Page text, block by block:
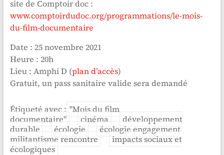
site de Comptoir doc :
www.comptoirdudoc.org/programmations/le-mois-
du-film-documentaire
Date : 25 novembre 2021
Heure : 20h
Lieu : Amphi D (plan d’accès)
Gratuit, un pass sanitaire valide sera demandé
Étiqueté avec : "Mois du film
documentaire"
cinéma
développement
durable
écologie
écologie engagement
militantisme rencontre
impacts sociaux et
écologiques